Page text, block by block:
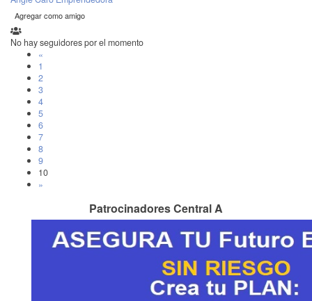
Agregar como amigo
No hay seguidores por el momento
«
1
2
3
4
5
6
7
8
9
10
»
Patrocinadores Central A